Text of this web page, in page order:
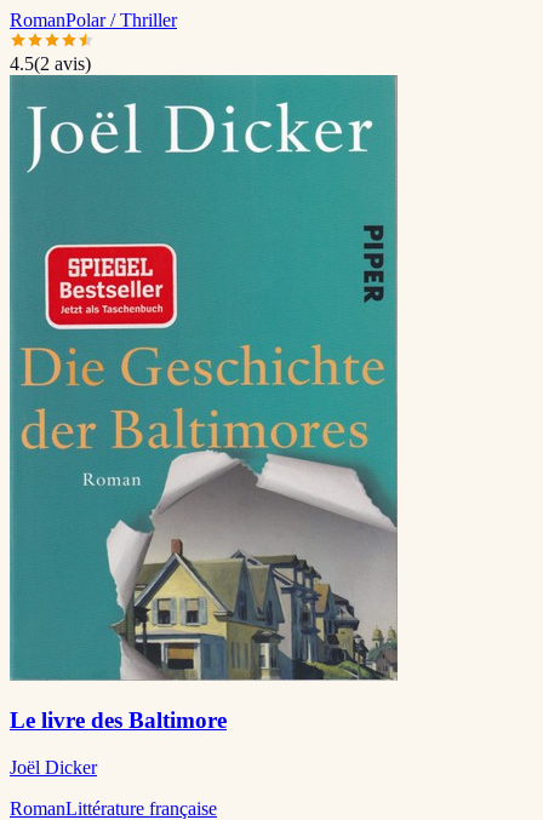
RomanPolar / Thriller
4.5(2 avis)
Le livre des Baltimore
Joël Dicker
RomanLittérature française